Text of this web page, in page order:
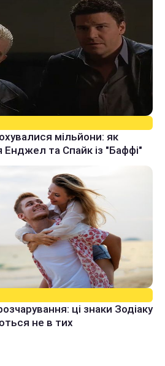
мільйони: як
Енджел та Спайк із "Баффі"
ці знаки Зодіаку
не в тих